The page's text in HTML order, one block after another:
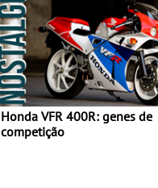
Honda VFR 400R: genes de
competição